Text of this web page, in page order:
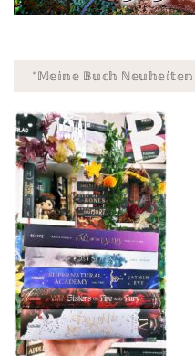
*𝕄𝕖𝕚𝕟𝕖 𝔹𝕦𝕔𝕙